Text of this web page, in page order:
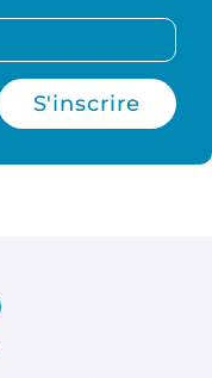
S'inscrire